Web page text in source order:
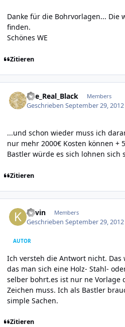
Danke für die Bohrvorlagen... Die
finden.
Schönes WE
Zitieren
The_Real_Black Members
GeschriebenSeptember 29,
...und schon wieder muss ich
nur mehr 2000€ Kosten können +
Bastler würde es sich lohnen sich
Zitieren
Kevin Members
GeschriebenSeptember 29,
AUTOR
Ich versteh die Antwort nicht.
das man sich eine Holz- Stahl-
selber bohrt.es ist nur ne Vorlage
Zeichen muss. Ich als Bastler
simple Sachen.
Zitieren